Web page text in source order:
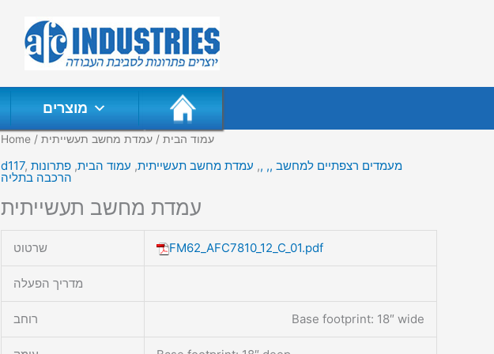
מוצרים
Home / עמוד הבית / עמדת מחשב תעשייתית
d117, מעמדים רצפתיים למחשב ,, ,, עמדת מחשב תעשייתית, עמוד הבית, פתרונות
הרכבה בתליה
עמדת מחשב תעשייתית
שרטוט FM62_AFC7810_12_C_01.pdf
מדריך הפעלה
רוחב Base footprint: 18″ wide